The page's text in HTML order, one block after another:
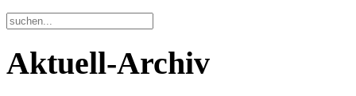
Aktuell-Archiv